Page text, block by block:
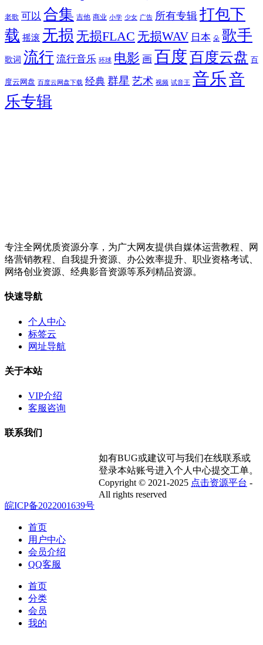
老歌 可以 合集 吉他 商业 小学 少女 广告 所有专辑 打包下
载 摇滚 无损 无损FLAC 无损WAV 日本 朵 歌手
歌词 流行 流行音乐 环球 电影 画 百度百度云盘 百
度云网盘 百度云网盘下载 经典 群星 艺术 视频 试音王 音乐音
乐专辑
专注全网优质资源分享，为广大网友提供自媒体运营教程、网
络营销教程、自我提升资源、办公效率提升、职业资格考试、
网络创业资源、经典影音资源等系列精品资源。
快速导航
个人中心
标签云
网址导航
关于本站
VIP介绍
客服咨询
联系我们
如有BUG或建议可与我们在线联系或
登录本站账号进入个人中心提交工单。
Copyright © 2021-2025 点击资源平台 -
All rights reserved
皖ICP备2022001639号
首页
用户中心
会员介绍
QQ客服
首页
分类
会员
我的